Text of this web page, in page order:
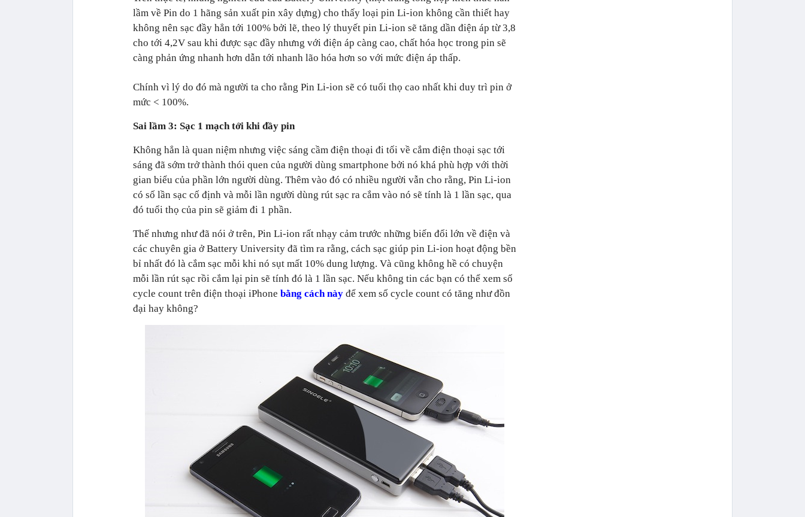
lầm về Pin do 1 hãng sản xuất pin xây dựng) cho thấy loại pin Li-ion không cần thiết hay
không nên sạc đầy hẳn tới 100% bởi lẽ, theo lý thuyết pin Li-ion sẽ tăng dần điện áp từ 3,8
cho tới 4,2V sau khi được sạc đầy nhưng với điện áp càng cao, chất hóa học trong pin sẽ
càng phản ứng nhanh hơn dẫn tới nhanh lão hóa hơn so với mức điện áp thấp.
Chính vì lý do đó mà người ta cho rằng Pin Li-ion sẽ có tuổi thọ cao nhất khi duy trì pin ở
mức < 100%.
Sai lầm 3: Sạc 1 mạch tới khi đầy pin
Không hẳn là quan niệm nhưng việc sáng cầm điện thoại đi tối về cắm điện thoại sạc tới
sáng đã sớm trở thành thói quen của người dùng smartphone bởi nó khá phù hợp với thời
gian biểu của phần lớn người dùng. Thêm vào đó có nhiều người vẫn cho rằng, Pin Li-ion
có số lần sạc cố định và mỗi lần người dùng rút sạc ra cắm vào nó sẽ tính là 1 lần sạc, qua
đó tuổi thọ của pin sẽ giảm đi 1 phần.
Thế nhưng như đã nói ở trên, Pin Li-ion rất nhạy cảm trước những biến đổi lớn về điện và
các chuyên gia ở Battery University đã tìm ra rằng, cách sạc giúp pin Li-ion hoạt động bền
bỉ nhất đó là cắm sạc mỗi khi nó sụt mất 10% dung lượng. Và cũng không hề có chuyện
mỗi lần rút sạc rồi cắm lại pin sẽ tính đó là 1 lần sạc. Nếu không tin các bạn có thể xem số
cycle count trên điện thoại iPhone bằng cách này để xem số cycle count có tăng như đồn
đại hay không?